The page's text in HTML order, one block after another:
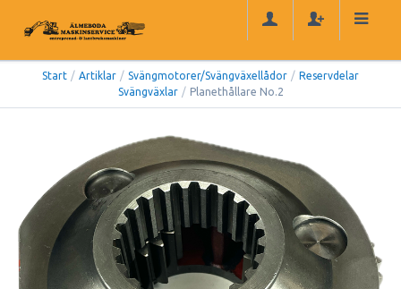
Start / Artiklar / Svängmotorer/Svängväxellådor / Reservdelar
Svängväxlar / Planethållare No.2